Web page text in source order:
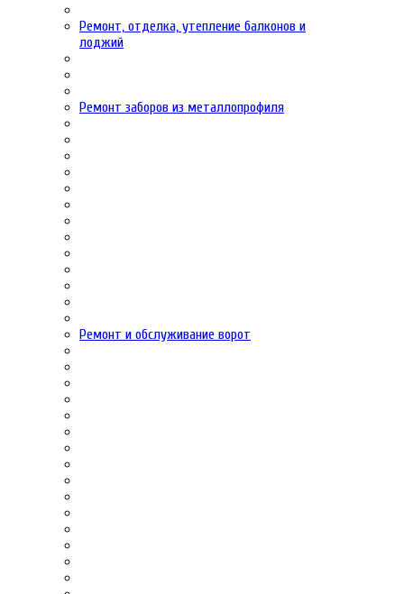
Ремонт, отделка, утепление балконов и
лоджий
Ремонт заборов из металлопрофиля
Ремонт и обслуживание ворот